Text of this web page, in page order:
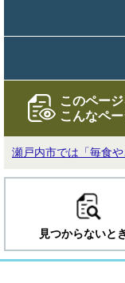
このペー
こんなペ
瀬戸内市では「毎食
見つからないと